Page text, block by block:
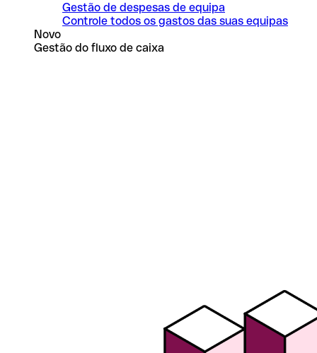
Gestão de despesas de equipa
Controle todos os gastos das suas equipas
Novo
Gestão do fluxo de caixa